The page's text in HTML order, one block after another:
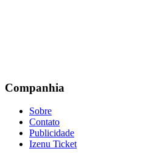
Companhia
Sobre
Contato
Publicidade
Izenu Ticket